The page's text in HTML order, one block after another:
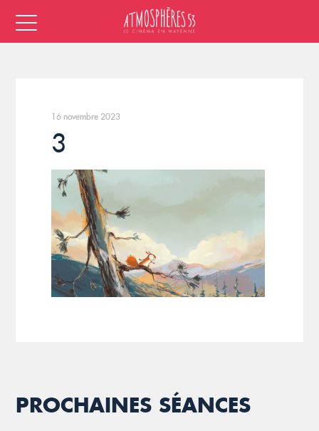
16 novembre 2023
3
PROCHAINES SÉANCES